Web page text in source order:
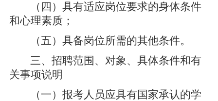
（四）具有适应岗位要求的身体条件
和心理素质；
（五）具备岗位所需的其他条件。
三、招聘范围、对象、具体条件和有
关事项说明
（一）报考人员应具有国家承认的学